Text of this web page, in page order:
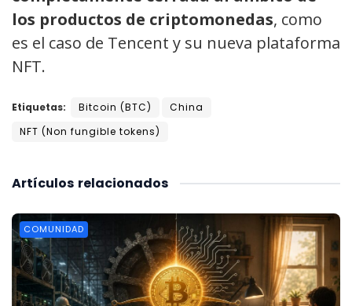
los productos de criptomonedas, como
es el caso de Tencent y su nueva plataforma
NFT.
Etiquetas: Bitcoin (BTC)
China
NFT (Non fungible tokens)
relacionados
Artículos
COMUNIDAD